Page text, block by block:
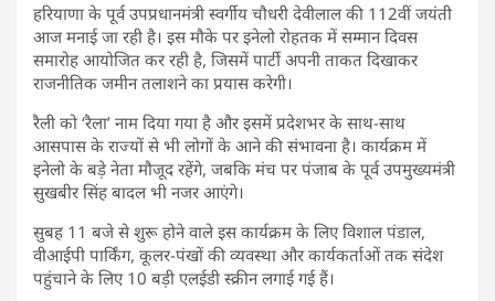
हरियाणा के पूर्व उपप्रधानमंत्री स्वर्गीय चौधरी देवीलाल की 112वीं जयंती
आज मनाई जा रही है। इस मौके पर इनेलो रोहतक में सम्मान दिवस
समारोह आयोजित कर रही है, जिसमें पार्टी अपनी ताकत दिखाकर
राजनीतिक जमीन तलाशने का प्रयास करेगी।
रैली को ‘रैला’ नाम दिया गया है और इसमें प्रदेशभर के साथ-साथ
आसपास के राज्यों से भी लोगों के आने की संभावना है। कार्यक्रम में
इनेलो के बड़े नेता मौजूद रहेंगे, जबकि मंच पर पंजाब के पूर्व उपमुख्यमंत्री
सुखबीर सिंह बादल भी नजर आएंगे।
सुबह 11 बजे से शुरू होने वाले इस कार्यक्रम के लिए विशाल पंडाल,
वीआईपी पार्किंग, कूलर-पंखों की व्यवस्था और कार्यकर्ताओं तक संदेश
पहुंचाने के लिए 10 बड़ी एलईडी स्क्रीन लगाई गई हैं।